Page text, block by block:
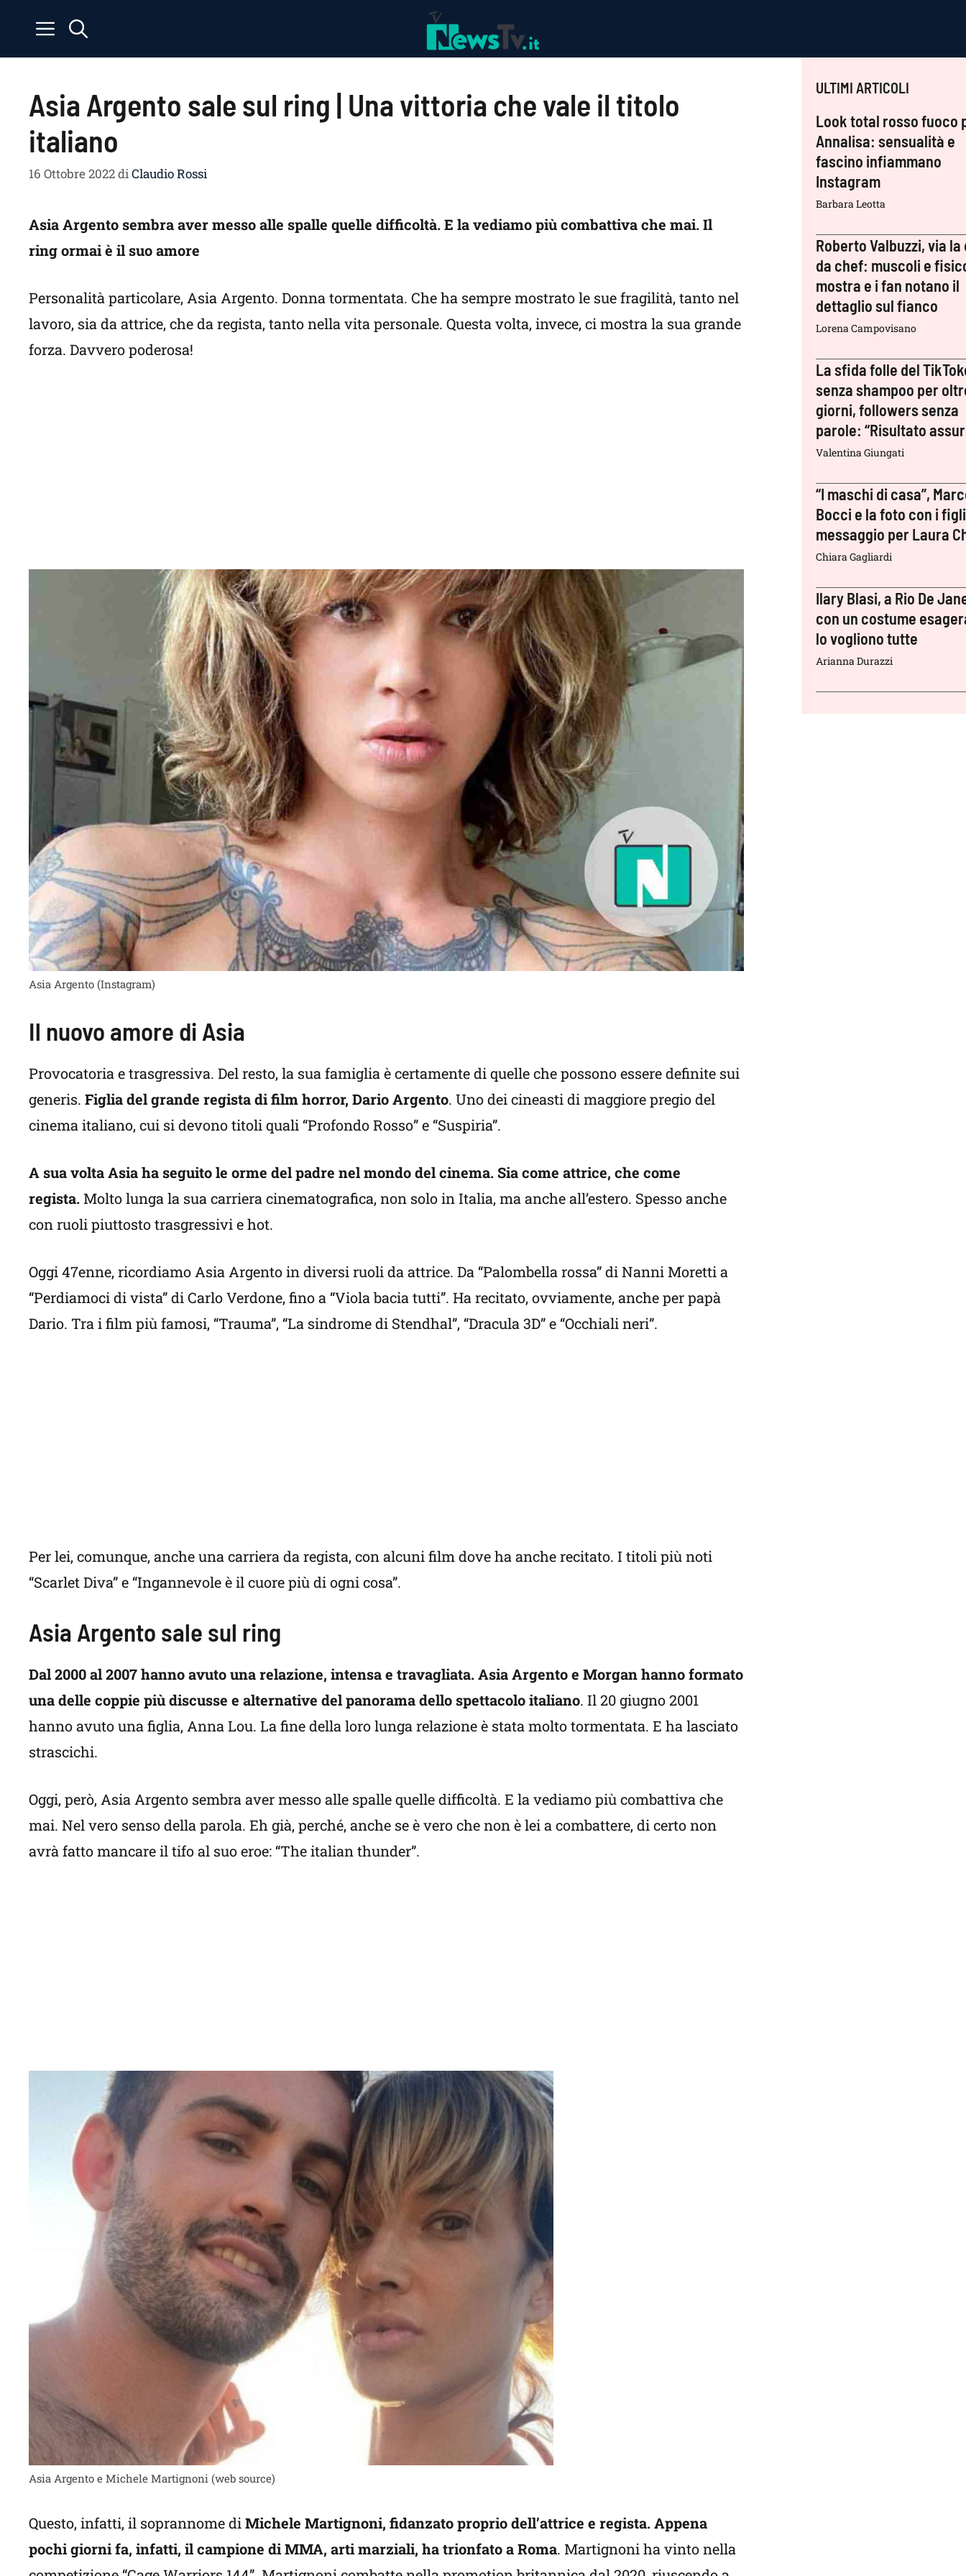
contenuto
Asia Argento sale sul ring | Una vittoria che vale il titolo
italiano
16 Ottobre 2022di Claudio Rossi
Asia Argento sembra aver messo alle spalle quelle difficoltà. E la vediamo più combattiva che mai. Il
ring ormai è il suo amore
Personalità particolare, Asia Argento. Donna tormentata. Che ha sempre mostrato le sue fragilità, tanto nel
lavoro, sia da attrice, che da regista, tanto nella vita personale. Questa volta, invece, ci mostra la sua grande
forza. Davvero poderosa!
Asia Argento (Instagram)
Il nuovo amore di Asia
Provocatoria e trasgressiva. Del resto, la sua famiglia è certamente di quelle che possono essere definite sui
generis. Figlia del grande regista di film horror, Dario Argento. Uno dei cineasti di maggiore pregio del
cinema italiano, cui si devono titoli quali “Profondo Rosso” e “Suspiria”.
A sua volta Asia ha seguito le orme del padre nel mondo del cinema. Sia come attrice, che come
regista. Molto lunga la sua carriera cinematografica, non solo in Italia, ma anche all’estero. Spesso anche
con ruoli piuttosto trasgressivi e hot.
Oggi 47enne, ricordiamo Asia Argento in diversi ruoli da attrice. Da “Palombella rossa” di Nanni Moretti a
“Perdiamoci di vista” di Carlo Verdone, fino a “Viola bacia tutti”. Ha recitato, ovviamente, anche per papà
Dario. Tra i film più famosi, “Trauma”, “La sindrome di Stendhal”, “Dracula 3D” e “Occhiali neri”.
Per lei, comunque, anche una carriera da regista, con alcuni film dove ha anche recitato. I titoli più noti
“Scarlet Diva” e “Ingannevole è il cuore più di ogni cosa”.
Asia Argento sale sul ring
Dal 2000 al 2007 hanno avuto una relazione, intensa e travagliata. Asia Argento e Morgan hanno formato
una delle coppie più discusse e alternative del panorama dello spettacolo italiano. Il 20 giugno 2001
hanno avuto una figlia, Anna Lou. La fine della loro lunga relazione è stata molto tormentata. E ha lasciato
strascichi.
Oggi, però, Asia Argento sembra aver messo alle spalle quelle difficoltà. E la vediamo più combattiva che
mai. Nel vero senso della parola. Eh già, perché, anche se è vero che non è lei a combattere, di certo non
avrà fatto mancare il tifo al suo eroe: “The italian thunder”.
Asia Argento e Michele Martignoni (web source)
Questo, infatti, il soprannome diMichele Martignoni, fidanzato proprio dell’attrice e regista. Appena
pochi giorni fa, infatti, il campione di MMA, arti marziali, ha trionfato a Roma. Martignoni ha vinto nella
ULTIMI ARTICOLI
Look total rosso fuoco
Annalisa: sensualità e
fascino infiammano
Instagram
Barbara Leotta
Roberto Valbuzzi, via
da chef: muscoli e
mostra e i fan notano il
dettaglio sul fianco
Lorena Campovisano
La sfida folle del
senza shampoo per
giorni, followers senza
parole: “Risultato
Valentina Giungati
“I maschi di casa”,
Bocci e la foto con i
messaggio per Laura
Chiara Gagliardi
Ilary Blasi, a Rio De
con un costume
lo vogliono tutte
Arianna Durazzi